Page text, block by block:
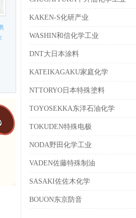
KAKEN-S化研产业
WASHIN和信化学工业
DNT大日本涂料
KATEIKAGAKU家庭化学
NTTORYO日本特殊塗料
TOYOSEKKA东洋石油化学
TOKUDEN特殊电极
NODA野田化学工业
VADEN佐藤特殊制油
SASAKI佐佐木化学
BOUON东京防音